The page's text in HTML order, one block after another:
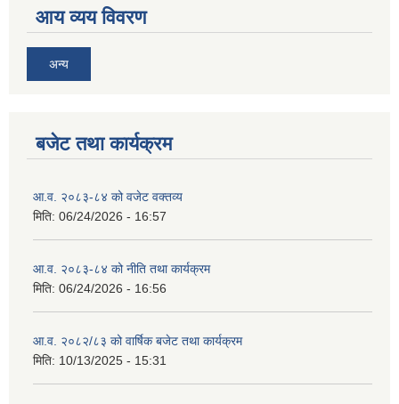
आय व्यय विवरण
अन्य
बजेट तथा कार्यक्रम
आ.व. २०८३-८४ को वजेट वक्तव्य
मिति: 06/24/2026 - 16:57
आ.व. २०८३-८४ को नीति तथा कार्यक्रम
मिति: 06/24/2026 - 16:56
आ.व. २०८२/८३ को वार्षिक बजेट तथा कार्यक्रम
मिति: 10/13/2025 - 15:31